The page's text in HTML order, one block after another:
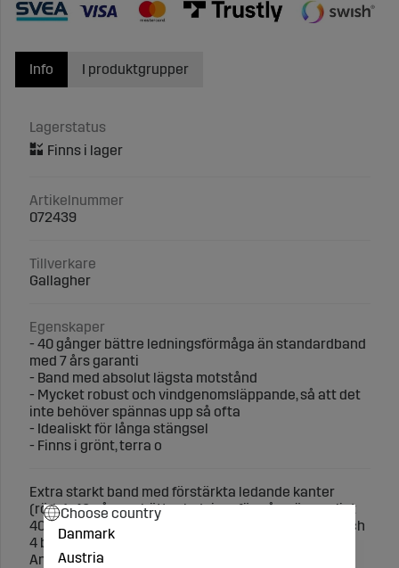
Info
Lagerstatus
Artikelnummer
072439
Tillverkare
Gallagher
Egenskaper
- 40 gånger bättre ledningsförmåga än standardband
med 7 års garanti
- Band med absolut lägsta motstånd
- Mycket robust och vindgenomsläppande, så att det
inte behöver spännas upp så ofta
- Idealiskt för långa stängsel
- Finns i grönt, terra o
Extra starkt band med förstärkta ledande kanter
(röda). 40 gånger bättre ledningsförmåga än vanligt
40mm PowerLine band. Med 10 rostfria ståltrådar och
4 blandade metalltrådar. Stolpavstånd upp till 6m.
Använd alltid TurboLine-produkter om stängslet är
I produktgrupper
Choose country
Danmark
Austria